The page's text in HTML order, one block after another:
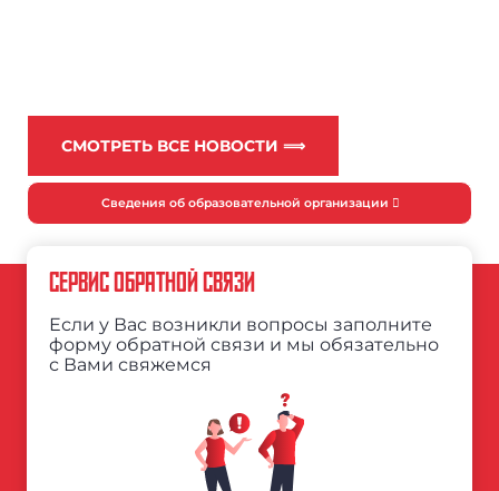
СМОТРЕТЬ ВСЕ НОВОСТИ ⟹
Сведения об образовательной организации
СЕРВИС ОБРАТНОЙ СВЯЗИ
Если у Вас возникли вопросы заполните
форму обратной связи и мы обязательно
с Вами свяжемся